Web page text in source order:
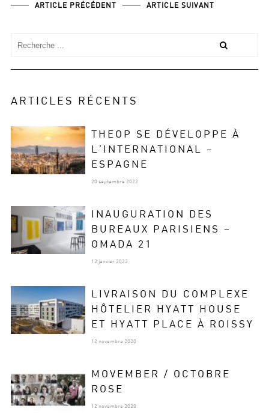
ARTICLE PRÉCÉDENT ARTICLE SUIVANT
ARTICLES RÉCENTS
THEOP SE DÉVELOPPE À
L’INTERNATIONAL –
ESPAGNE
20 septembre 2022
INAUGURATION DES
BUREAUX PARISIENS –
OMADA 21
12 janvier 2022
LIVRAISON DU COMPLEXE
HÔTELIER HYATT HOUSE
ET HYATT PLACE À ROISSY
12 novembre 2020
MOVEMBER / OCTOBRE
ROSE
12 novembre 2020